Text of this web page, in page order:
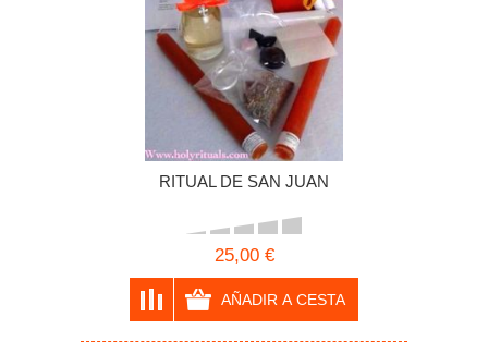
RITUAL DE SAN JUAN
25,00 €